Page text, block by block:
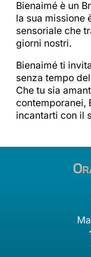
Bienaimé è un
la sua missione
sensoriale che
giorni nostri.
Bienaimé ti
senza tempo
Che tu sia
contemporanei,
incantarti con il